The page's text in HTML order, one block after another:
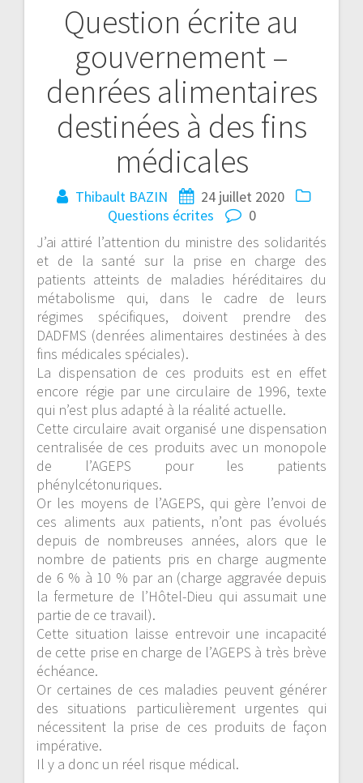
Question écrite au
gouvernement –
denrées alimentaires
destinées à des fins
médicales
Thibault BAZIN
24 juillet 2020
Questions écrites
0
J’ai attiré l’attention du ministre des solidarités
et de la santé sur la prise en charge des
patients atteints de maladies héréditaires du
métabolisme qui, dans le cadre de leurs
régimes spécifiques, doivent prendre des
DADFMS (denrées alimentaires destinées à des
fins médicales spéciales).
La dispensation de ces produits est en effet
encore régie par une circulaire de 1996, texte
qui n’est plus adapté à la réalité actuelle.
Cette circulaire avait organisé une dispensation
centralisée de ces produits avec un monopole
de l’AGEPS pour les patients
phénylcétonuriques.
Or les moyens de l’AGEPS, qui gère l’envoi de
ces aliments aux patients, n’ont pas évolués
depuis de nombreuses années, alors que le
nombre de patients pris en charge augmente
de 6 % à 10 % par an (charge aggravée depuis
la fermeture de l’Hôtel-Dieu qui assumait une
partie de ce travail).
Cette situation laisse entrevoir une incapacité
de cette prise en charge de l’AGEPS à très brève
échéance.
Or certaines de ces maladies peuvent générer
des situations particulièrement urgentes qui
nécessitent la prise de ces produits de façon
impérative.
Il y a donc un réel risque médical.